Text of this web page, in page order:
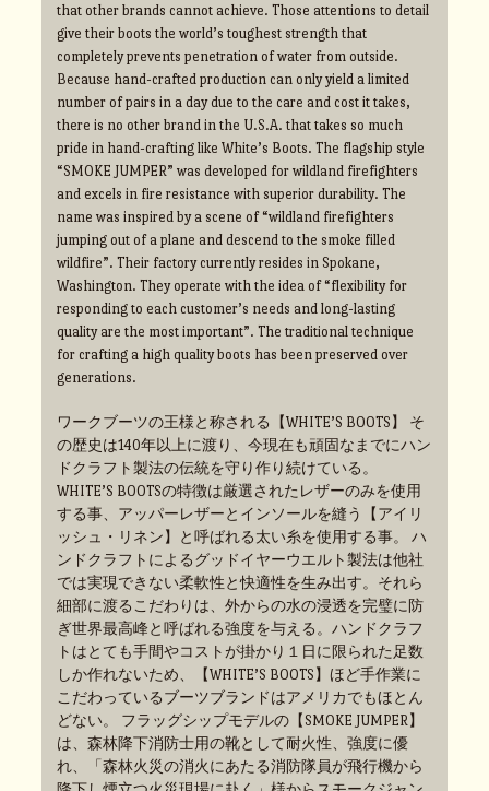
that other brands cannot achieve. Those attentions to detail
give their boots the world’s toughest strength that
completely prevents penetration of water from outside.
Because hand-crafted production can only yield a limited
number of pairs in a day due to the care and cost it takes,
there is no other brand in the U.S.A. that takes so much
pride in hand-crafting like White’s Boots. The flagship style
“SMOKE JUMPER” was developed for wildland firefighters
and excels in fire resistance with superior durability. The
name was inspired by a scene of “wildland firefighters
jumping out of a plane and descend to the smoke filled
wildfire”. Their factory currently resides in Spokane,
Washington. They operate with the idea of “flexibility for
responding to each customer’s needs and long-lasting
quality are the most important”. The traditional technique
for crafting a high quality boots has been preserved over
generations.
ワークブーツの王様と称される【WHITE’S BOOTS】 そ
の歴史は140年以上に渡り、今現在も頑固なまでにハン
ドクラフト製法の伝統を守り作り続けている。
WHITE’S BOOTSの特徴は厳選されたレザーのみを使用
する事、アッパーレザーとインソールを縫う【アイリ
ッシュ・リネン】と呼ばれる太い糸を使用する事。 ハ
ンドクラフトによるグッドイヤーウエルト製法は他社
では実現できない柔軟性と快適性を生み出す。それら
細部に渡るこだわりは、外からの水の浸透を完璧に防
ぎ世界最高峰と呼ばれる強度を与える。ハンドクラフ
トはとても手間やコストが掛かり１日に限られた足数
しか作れないため、【WHITE’S BOOTS】ほど手作業に
こだわっているブーツブランドはアメリカでもほとん
どない。 フラッグシップモデルの【SMOKE JUMPER】
は、森林降下消防士用の靴として耐火性、強度に優
れ、「森林火災の消火にあたる消防隊員が飛行機から